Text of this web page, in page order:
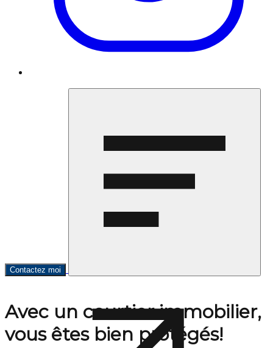
Contactez moi
Avec un courtier immobilier,
vous êtes bien protégés!